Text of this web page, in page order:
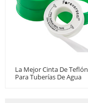
La Mejor Cinta De Teflón
Para Tuberías De Agua